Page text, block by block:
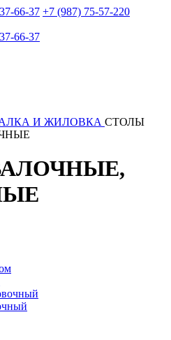
66-37 +7 (987) 75-57-220
66-37
И ЖИЛОВКА СТОЛЫ